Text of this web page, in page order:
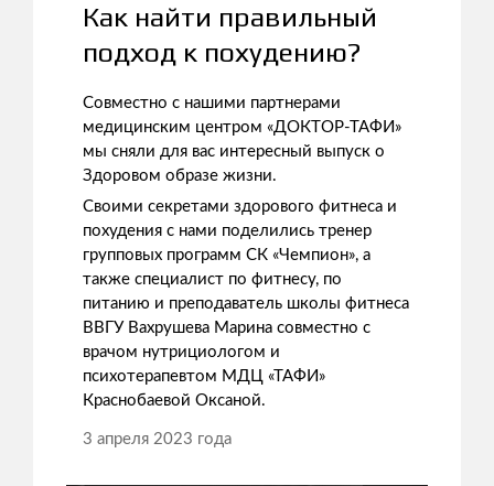
Как найти правильный
подход к похудению?
Совместно с нашими партнерами
медицинским центром «ДОКТОР-ТАФИ»
мы сняли для вас интересный выпуск о
Здоровом образе жизни.
Своими секретами здорового фитнеса и
похудения с нами поделились тренер
групповых программ СК «Чемпион», а
также специалист по фитнесу, по
питанию и преподаватель школы фитнеса
ВВГУ Вахрушева Марина совместно с
врачом нутрициологом и
психотерапевтом МДЦ «ТАФИ»
Краснобаевой Оксаной.
3 апреля 2023 года